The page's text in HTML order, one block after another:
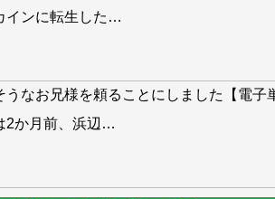
インに転生した …
なお兄様を頼ることにしました【電子
か月前、浜辺 …